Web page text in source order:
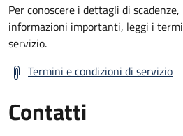
Per conoscere i dettagli di
informazioni importanti, leggi i
servizio.
Termini e condizioni di servizio
Contatti